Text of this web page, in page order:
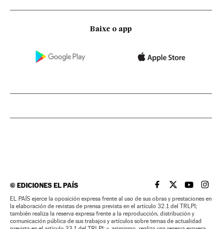
Baixe o app
©EDICIONES EL PAÍS EL PAÍS BRASIL EN
EL PAÍSEL PAÍS
EL
EL PAÍS ejerce la oposición expresa frente al uso de sus obras y prestaciones en
la elaboración de revistas de prensa prevista en el artículo 32.1 del TRLPI;
también realiza la reserva expresa frente a la reproducción, distribución y
comunicación pública de sus trabajos y artículos sobre temas de actualidad